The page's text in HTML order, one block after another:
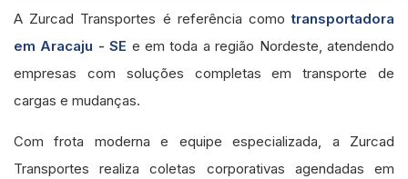
A Zurcad Transportes é referência comotransportadora
em Aracaju - SE e em toda a região Nordeste, atendendo
empresas com soluções completas em transporte de
cargas e mudanças.
Com frota moderna e equipe especializada, a Zurcad
Transportes realiza coletas corporativas agendadas em